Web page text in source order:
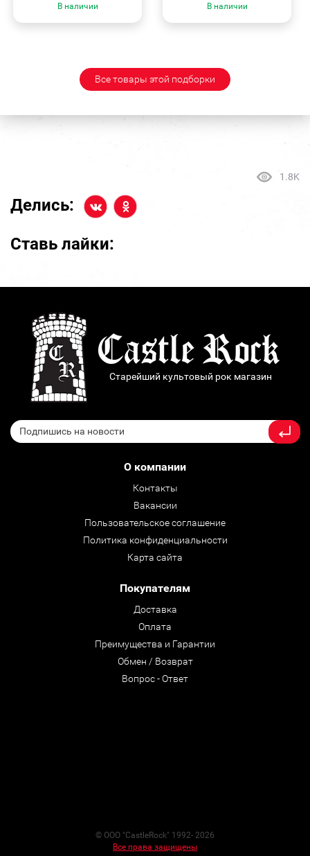
В наличии В наличии
Все товары этой подборки
1.8K
Делись:
Ставь лайки:
Старейший культовый рок магазин
О компании
Контакты
Вакансии
Пользовательское соглашение
Политика конфиденциальности
Карта сайта
Покупателям
Доставка
Оплата
Преимущества и Гарантии
Обмен / Возврат
Вопрос - Ответ
© ООО "CastleRock" 1992- 2026
Все права защищены